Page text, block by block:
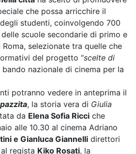
che possa arricchire il
studenti, coinvolgendo 700
scuole secondarie di primo e
selezionate tra quelle che
del progetto “scelte di
nazionale di cinema per la
potranno vedere in anteprima il
, la storia vera di Giulia
da Elena Sofia Ricci che
alle 10.30 al cinema Adriano
e Gianluca Giannelli direttori
regista Kiko Rosati, la